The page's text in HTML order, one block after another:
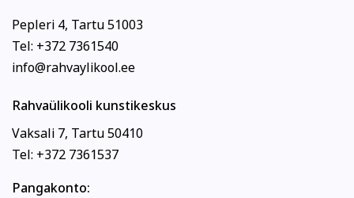
Pepleri 4, Tartu 51003
Tel: +372 7361540
info@rahvaylikool.ee
Rahvaülikooli kunstikeskus
Vaksali 7, Tartu 50410
Tel: +372 7361537
Pangakonto: